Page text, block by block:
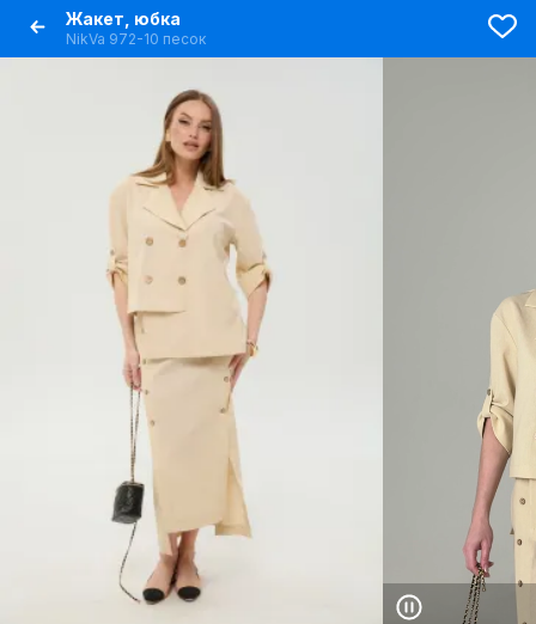
Жакет, юбка
NikVa 972-10 песок